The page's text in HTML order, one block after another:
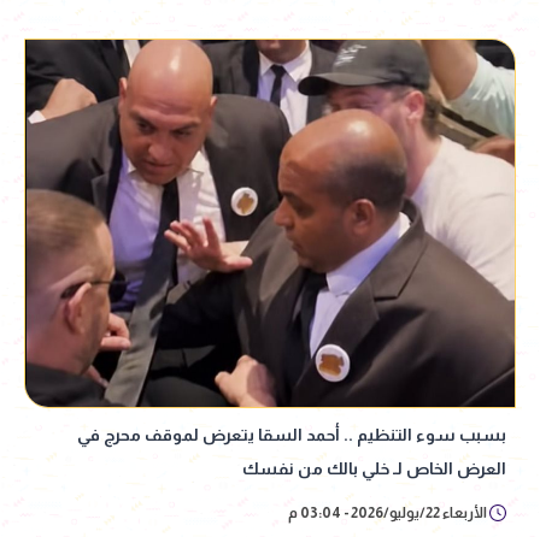
بسبب سوء التنظيم .. أحمد السقا يتعرض لموقف محرج في
العرض الخاص لـ خلي بالك من نفسك
الأربعاء 22/يوليو/2026 - 03:04 م